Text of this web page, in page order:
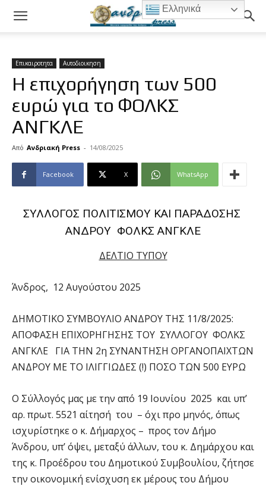
Επικαιροτητα Αυτοδιοικηση
Η επιχορήγηση των 500
ευρώ για το ΦΟΛΚΣ
ΑΝΓΚΛΕ
Από Ανδριακή Press - 14/08/2025
Facebook X WhatsApp
ΣΥΛΛΟΓΟΣ ΠΟΛΙΤΙΣΜΟΥ ΚΑΙ ΠΑΡΑΔΟΣΗΣ
ΑΝΔΡΟΥ ΦΟΛΚΣ ΑΝΓΚΛΕ
ΔΕΛΤΙΟ ΤΥΠΟΥ
Άνδρος, 12 Αυγούστου 2025
ΔΗΜΟΤΙΚΟ ΣΥΜΒΟΥΛΙΟ ΑΝΔΡΟΥ ΤΗΣ 11/8/2025:
ΑΠΟΦΑΣH EΠΙΧΟΡΗΓΗΣΗΣ ΤΟΥ ΣΥΛΛΟΓΟΥ ΦΟΛΚΣ
ΑΝΓΚΛΕ ΓΙΑ ΤΗΝ 2η ΣΥΝΑΝΤΗΣΗ ΟΡΓΑΝΟΠΑΙΧΤΩΝ
ΑΝΔΡΟΥ ΜΕ ΤΟ ΙΛΙΓΓΙΩΔΕΣ (!) ΠΟΣΟ ΤΩΝ 500 ΕΥΡΩ
Ο Σύλλογός μας με την από 19 Ιουνίου 2025 και υπ’
αρ. πρωτ. 5521 αίτησή του – όχι προ μηνός, όπως
ισχυρίστηκε ο κ. Δήμαρχος – προς τον Δήμο
Άνδρου, υπ’ όψει, μεταξύ άλλων, του κ. Δημάρχου και
της κ. Προέδρου του Δημοτικού Συμβουλίου, ζήτησε
την οικονομική ενίσχυση εκ μέρους του Δήμου
Ελληνικά